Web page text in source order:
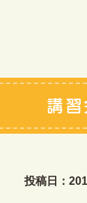
講習
投稿日：